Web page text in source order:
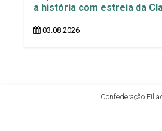
a história com estreia da
03.08.2026
Confederação